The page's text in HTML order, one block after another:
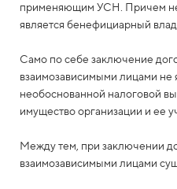
применяющим УСН. Причем
является бенефициарный
Само по себе заключение
взаимозависимыми лицами не
необоснованной налоговой
имущество организации и ее
Между тем, при заключении
взаимозависимыми лицами